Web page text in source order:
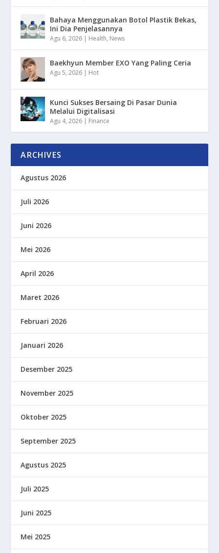
Bahaya Menggunakan Botol Plastik Bekas,
Ini Dia Penjelasannya
Agu 6, 2026 | Health, News
Baekhyun Member EXO Yang Paling Ceria
Agu 5, 2026 | Hot
Kunci Sukses Bersaing Di Pasar Dunia
Melalui Digitalisasi
Agu 4, 2026 | Finance
ARCHIVES
Agustus 2026
Juli 2026
Juni 2026
Mei 2026
April 2026
Maret 2026
Februari 2026
Januari 2026
Desember 2025
November 2025
Oktober 2025
September 2025
Agustus 2025
Juli 2025
Juni 2025
Mei 2025